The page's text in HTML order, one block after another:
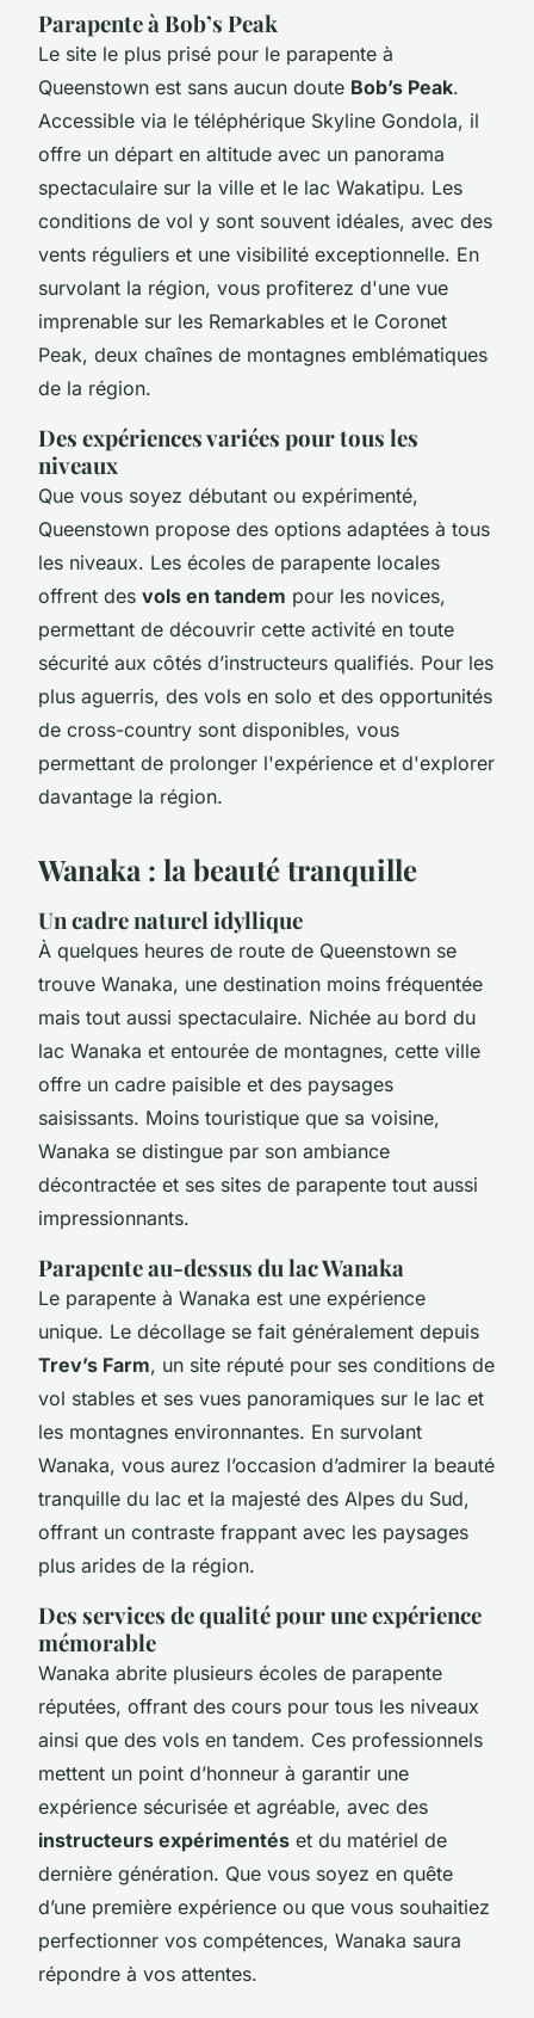
Parapente à Bob’s Peak
Le site le plus prisé pour le parapente à
Queenstown est sans aucun doute Bob’s Peak.
Accessible via le téléphérique Skyline Gondola, il
offre un départ en altitude avec un panorama
spectaculaire sur la ville et le lac Wakatipu. Les
conditions de vol y sont souvent idéales, avec des
vents réguliers et une visibilité exceptionnelle. En
survolant la région, vous profiterez d'une vue
imprenable sur les Remarkables et le Coronet
Peak, deux chaînes de montagnes emblématiques
de la région.
Des expériences variées pour tous les
niveaux
Que vous soyez débutant ou expérimenté,
Queenstown propose des options adaptées à tous
les niveaux. Les écoles de parapente locales
offrent des vols en tandem pour les novices,
permettant de découvrir cette activité en toute
sécurité aux côtés d’instructeurs qualifiés. Pour les
plus aguerris, des vols en solo et des opportunités
de cross-country sont disponibles, vous
permettant de prolonger l'expérience et d'explorer
davantage la région.
Wanaka : la beauté tranquille
Un cadre naturel idyllique
À quelques heures de route de Queenstown se
trouve Wanaka, une destination moins fréquentée
mais tout aussi spectaculaire. Nichée au bord du
lac Wanaka et entourée de montagnes, cette ville
offre un cadre paisible et des paysages
saisissants. Moins touristique que sa voisine,
Wanaka se distingue par son ambiance
décontractée et ses sites de parapente tout aussi
impressionnants.
Parapente au-dessus du lac Wanaka
Le parapente à Wanaka est une expérience
unique. Le décollage se fait généralement depuis
Trev’s Farm, un site réputé pour ses conditions de
vol stables et ses vues panoramiques sur le lac et
les montagnes environnantes. En survolant
Wanaka, vous aurez l’occasion d’admirer la beauté
tranquille du lac et la majesté des Alpes du Sud,
offrant un contraste frappant avec les paysages
plus arides de la région.
Des services de qualité pour une expérience
mémorable
Wanaka abrite plusieurs écoles de parapente
réputées, offrant des cours pour tous les niveaux
ainsi que des vols en tandem. Ces professionnels
mettent un point d’honneur à garantir une
expérience sécurisée et agréable, avec des
instructeurs expérimentés et du matériel de
dernière génération. Que vous soyez en quête
d’une première expérience ou que vous souhaitiez
perfectionner vos compétences, Wanaka saura
répondre à vos attentes.